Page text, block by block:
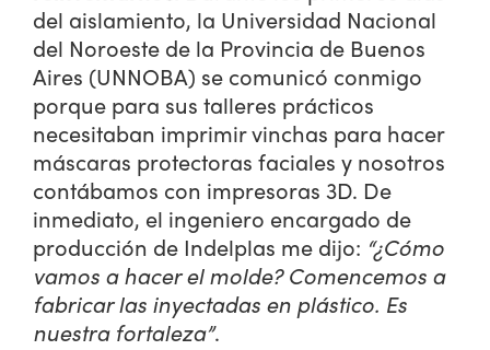
del aislamiento, la Universidad Nacional
del Noroeste de la Provincia de Buenos
Aires (UNNOBA) se comunicó conmigo
porque para sus talleres prácticos
necesitaban imprimir vinchas para hacer
máscaras protectoras faciales y nosotros
contábamos con impresoras 3D. De
inmediato, el ingeniero encargado de
producción de Indelplas me dijo: “¿Cómo
vamos a hacer el molde? Comencemos a
fabricar las inyectadas en plástico. Es
nuestra fortaleza”.